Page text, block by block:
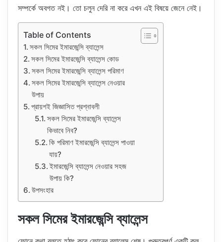
সম্পর্কে অবগত নই। তো চলুন দেরি না করে এখন এই বিষয়ে জেনে নেই।
Table of Contents
সকল সিমের ইমারজেন্সি ব্যালেন্স
সকল সিমের ইমারজেন্সি ব্যালেন্স কোড
সকল সিমের ইমারজেন্সি ব্যালেন্স পরিমাণ
সকল সিমের ইমারজেন্সি ব্যালেন্স নেওয়ার
উপায়
প্রায়শই জিজ্ঞাসিত প্রশ্নাবলী
সকল সিমের ইমারজেন্সি ব্যালেন্স
কিভাবে নিব?
কি পরিমাণ ইমারজেন্সি ব্যালেন্স পাওয়া
যায়?
ইমারজেন্সি ব্যালেন্স নেওয়ার সহজ
উপায় কি?
উপসংহার
সকল সিমের ইমারজেন্সি ব্যালেন্স